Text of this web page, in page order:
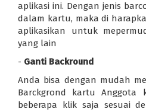
aplikasi ini. Dengan jenis
dalam kartu, maka di
aplikasikan untuk
yang lain
- Ganti Backround
Anda bisa dengan mudah
Barckgrond kartu Anggota
beberapa klik saja sesuai